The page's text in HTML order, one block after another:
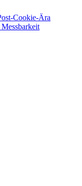
Cookie-Ära